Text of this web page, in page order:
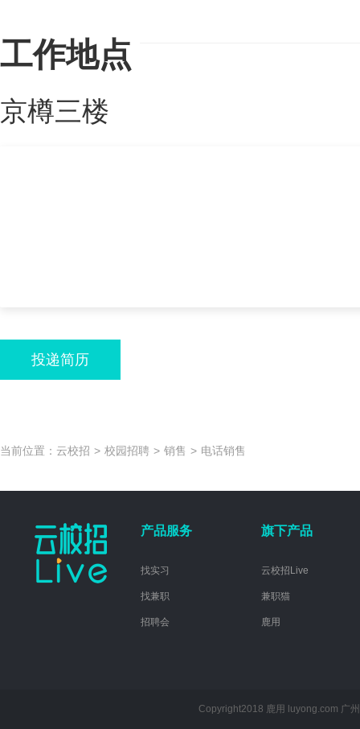
工作地点
京樽三楼
投递简历
当前位置： 云校招 > 校园招聘 > 销售 > 电话销售
产品服务
找实习
找兼职
招聘会
旗下产品
云校招Live
兼职猫
鹿用
Copyright2018 鹿用 luyong.com 广